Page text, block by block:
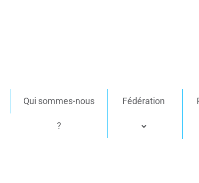
Qui sommes-nous
?
Fédération